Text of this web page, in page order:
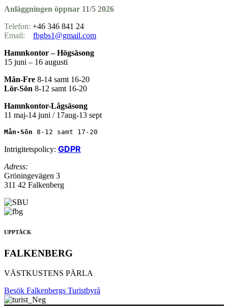
Anläggningen öppnar 11/5 2026
Telefon: +46 346 841 24
Email: fbgbs1@gmail.com
Hamnkontor – Högsäsong
15 juni – 16 augusti
Mån-Fre 8-14 samt 16-20
Lör-Sön 8-12 samt 16-20
Hamnkontor-Lågsäsong
11 maj-14 juni / 17aug-13 sept
Mån-Sön 8-12 samt 17-20
Intrigitetspolicy: GDPR
Adress:
Gröningevägen 3
311 42 Falkenberg
UPPTÄCK
FALKENBERG
VÄSTKUSTENS PÄRLA
Besök Falkenbergs Turistbyrå